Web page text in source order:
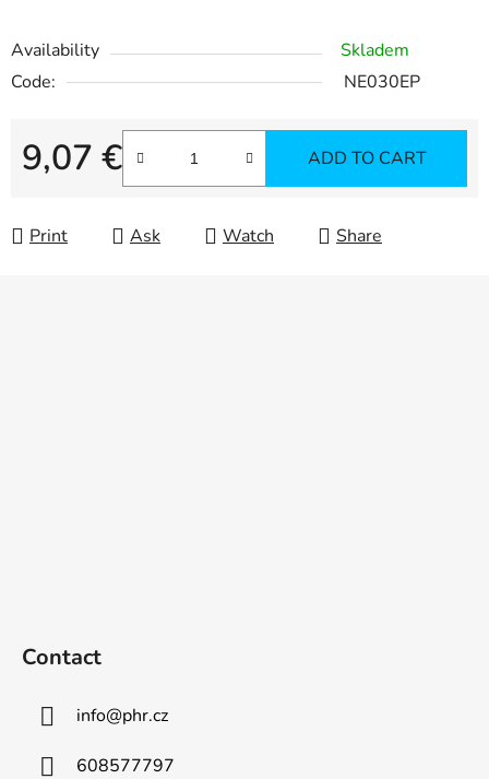
Availability
Skladem
Code:
NE030EP
9,07 €
Measure price:
ADD TO CART
Print Ask Watch Share
Contact
info@phr.cz
608577797